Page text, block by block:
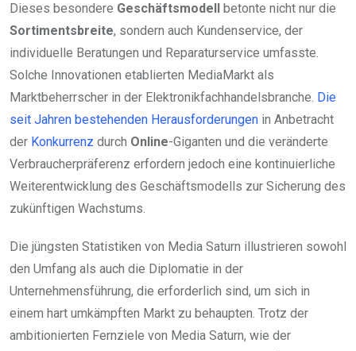
Dieses besondere Geschäftsmodell
betonte nicht nur die
Sortimentsbreite, sondern auch Kundenservice, der
individuelle Beratungen und Reparaturservice umfasste.
Solche Innovationen etablierten MediaMarkt als
Marktbeherrscher in der Elektronikfachhandelsbranche. Die
seit Jahren bestehenden Herausforderungen in Anbetracht
der Konkurrenz durch Online-Giganten und die veränderte
Verbraucherpräferenz erfordern jedoch eine kontinuierliche
Weiterentwicklung des Geschäftsmodells zur Sicherung des
zukünftigen Wachstums.
Die jüngsten Statistiken von Media Saturn illustrieren sowohl
den Umfang als auch die Diplomatie in der
Unternehmensführung, die erforderlich sind, um sich in
einem hart umkämpften Markt zu behaupten. Trotz der
ambitionierten Fernziele von Media Saturn, wie der